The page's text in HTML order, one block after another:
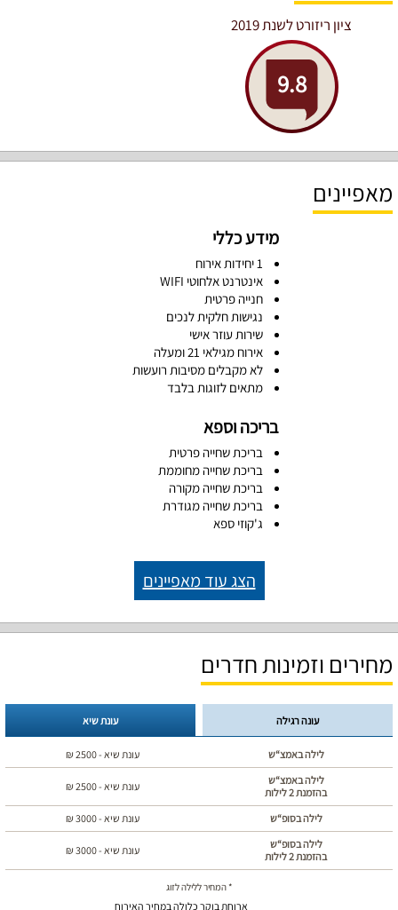
ציון ריזורט לשנת 2019
9.8
מאפיינים
מידע כללי
1 יחידות אירוח
אינטרנט אלחוטי WIFI
חנייה פרטית
נגישות חלקית לנכים
שירות עוזר אישי
אירוח מגילאי 21 ומעלה
לא מקבלים מסיבות רועשות
מתאים לזוגות בלבד
בריכה וספא
בריכת שחייה פרטית
בריכת שחייה מחוממת
בריכת שחייה מקורה
בריכת שחייה מגודרת
ג'קוזי ספא
הצג עוד מאפיינים
מחירים וזמינות חדרים
עונת שיא עונה רגילה
לילה באמצ“ש עונת שיא -2500
₪
לילה באמצ“ש
בהזמנת 2 לילות
עונת שיא -2500
₪
לילה בסופ“ש עונת שיא -3000
₪
לילה בסופ“ש
בהזמנת 2 לילות
עונת שיא -3000
₪
* המחיר ללילה לזוג
ארוחת בוקר כלולה במחיר האירוח